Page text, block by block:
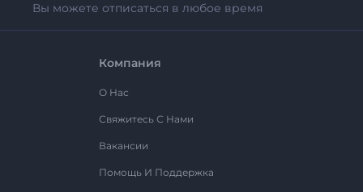
Вы можете отписаться в любое время
Компания
О Нас
Свяжитесь С Нами
Вакансии
Помощь И Поддержка